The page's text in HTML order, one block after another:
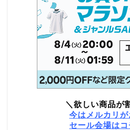
＼欲しい商品が
今はメルカリが
セール会場はコ